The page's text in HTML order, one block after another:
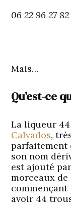
06 22 96 27 82
Mais…
Qu’est-ce
La liqueur 44
Calvados,
parfaitement
son nom
est ajouté
morceaux
commençant
avoir 44